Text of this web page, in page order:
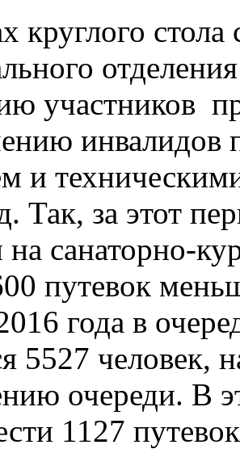
круглого
участников
инвалидов
и
Так, за этот
на санаторно-
путевок
года в
5527 человек,
очереди. В
1127